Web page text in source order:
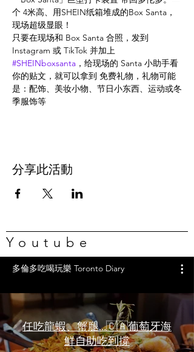
个 4米高、用SHEIN纸箱堆成的Box Santa，
现场超级显眼！
只要在现场和 Box Santa 合照，发到
Instagram 或 TikTok 并加上
#SHEINboxsanta ，给现场的 Santa 小助手看
你的贴文，就可以拿到 免费礼物，礼物可能
是：配饰、美妆小物、节日小东西、运动或冬
季服饰等
分享此活動
Youtube
多倫多吃喝玩樂 Toronto Diary
任吃龍蝦、蟹腿…🇨🇦葡萄牙海
鮮自助吃到撐